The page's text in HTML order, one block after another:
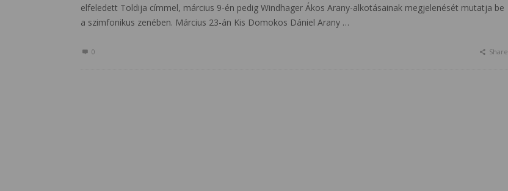
elfeledett Toldija címmel, március 9-én pedig Windhager Ákos Arany-alkotásainak megjelenését mutatja be
a szimfonikus zenében. Március 23-án Kis Domokos Dániel Arany …
0 Share